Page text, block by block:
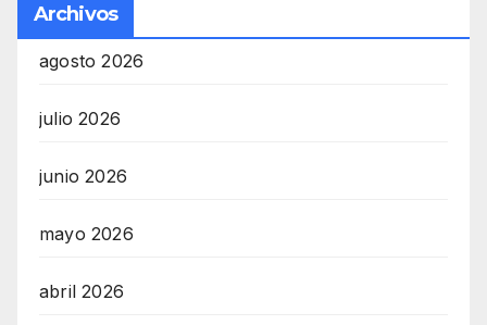
Archivos
agosto 2026
julio 2026
junio 2026
mayo 2026
abril 2026